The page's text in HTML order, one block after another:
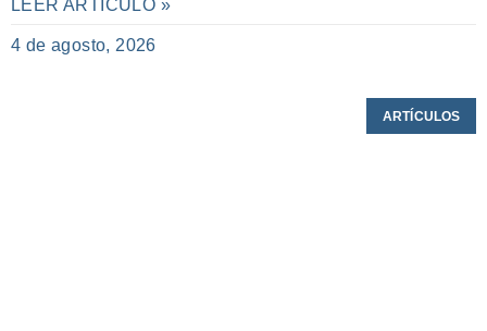
LEER ARTÍCULO »
4 de agosto, 2026
ARTÍCULOS